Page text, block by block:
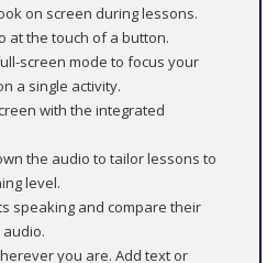
on screen during lessons.
at the touch of a button.
screen mode to focus your
a single activity.
with the integrated
the audio to tailor lessons to
level.
speaking and compare their
you are. Add text or